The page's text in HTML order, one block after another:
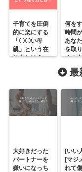
子育てを圧倒
的に楽にする
「〇〇い母
親」という在
り方とは？
何を
時間
あな
を取
めの
最
大好きだった
パートナーを
嫌いになっち
[いい
[マジ
れて